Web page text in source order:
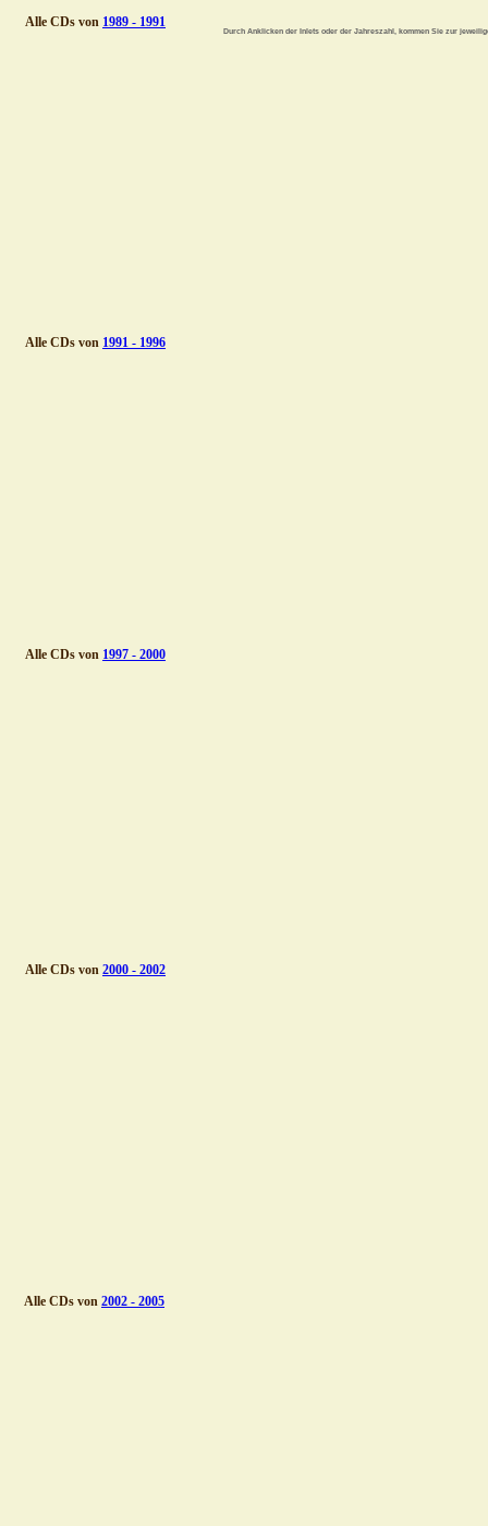
Durch Anklicken der Inlets oder der Jahreszahl, kommen Sie zur
Alle CDs von 1989 - 1991
Alle CDs von 1991 - 1996
Alle CDs von 1997 - 2000
Alle CDs von 2000 - 2002
Alle CDs von 2002 - 2005